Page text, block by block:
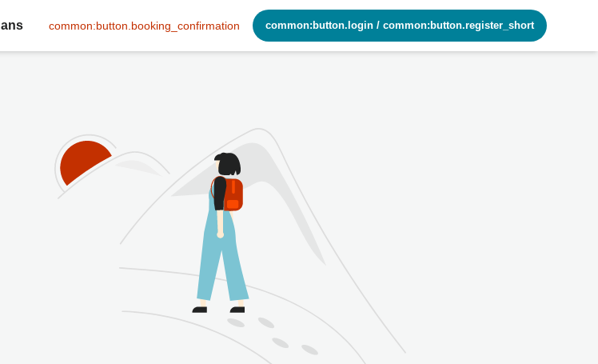
common:button.booking_confirmation common:button.login / common:button.register_short